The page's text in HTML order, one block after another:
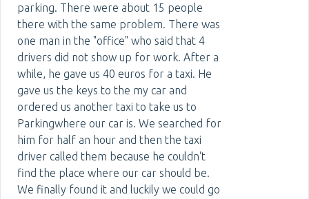
parking. There were about 15 people
there with the same problem. There was
one man in the "office" who said that 4
drivers did not show up for work. After a
while, he gave us 40 euros for a taxi. He
gave us the keys to the my car and
ordered us another taxi to take us to
Parkingwhere our car is. We searched for
him for half an hour and then the taxi
driver called them because he couldn't
find the place where our car should be.
We finally found it and luckily we could go